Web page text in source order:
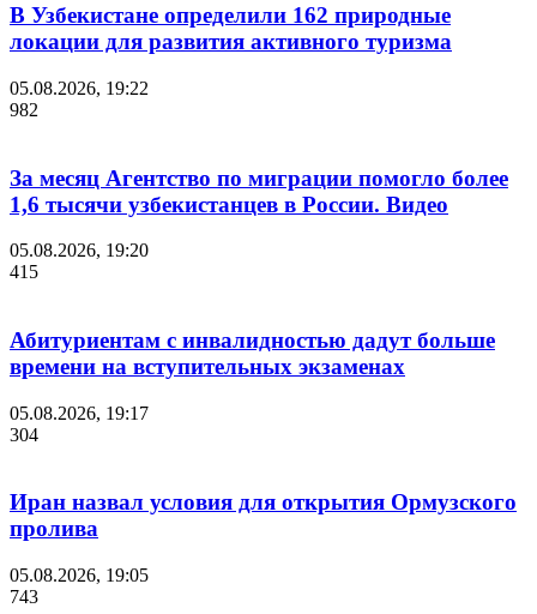
В Узбекистане определили 162 природные
локации для развития активного туризма
05.08.2026, 19:22
982
За месяц Агентство по миграции помогло более
1,6 тысячи узбекистанцев в России. Видео
05.08.2026, 19:20
415
Абитуриентам с инвалидностью дадут больше
времени на вступительных экзаменах
05.08.2026, 19:17
304
Иран назвал условия для открытия Ормузского
пролива
05.08.2026, 19:05
743